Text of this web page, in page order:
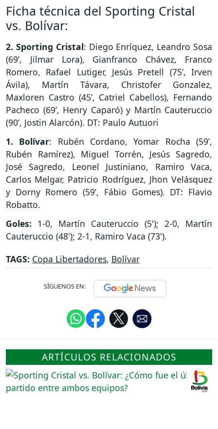
Ficha técnica del Sporting Cristal
vs. Bolívar:
2. Sporting Cristal: Diego Enríquez, Leandro Sosa
(69’, Jilmar Lora), Gianfranco Chávez, Franco
Romero, Rafael Lutiger, Jesús Pretell (75’, Irven
Ávila), Martín Távara, Christofer Gonzalez,
Maxloren Castro (45’, Catriel Cabellos), Fernando
Pacheco (69’, Henry Caparó) y Martín Cauteruccio
(90’, Jostin Alarcón). DT: Paulo Autuori
1. Bolívar: Rubén Cordano, Yomar Rocha (59’,
Rubén Ramírez), Miguel Torrén, Jesús Sagredo,
José Sagredo, Leonel Justiniano, Ramiro Vaca,
Carlos Melgar, Patricio Rodríguez, Jhon Velásquez
y Dorny Romero (59’, Fábio Gomes). DT: Flavio
Robatto.
Goles: 1-0, Martín Cauteruccio (5'); 2-0, Martín
Cauteruccio (48'); 2-1, Ramiro Vaca (73').
TAGS: Copa Libertadores, Bolívar
SÍGUENOS EN:
ARTÍCULOS RELACIONADOS